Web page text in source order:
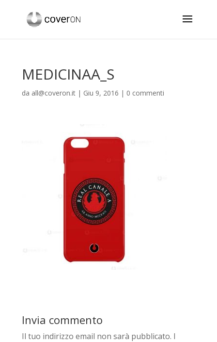
MEDICINAA_S
da all@coveron.it| Giu 9, 2016 | 0 commenti
Invia commento
Il tuo indirizzo email non sarà pubblicato. I